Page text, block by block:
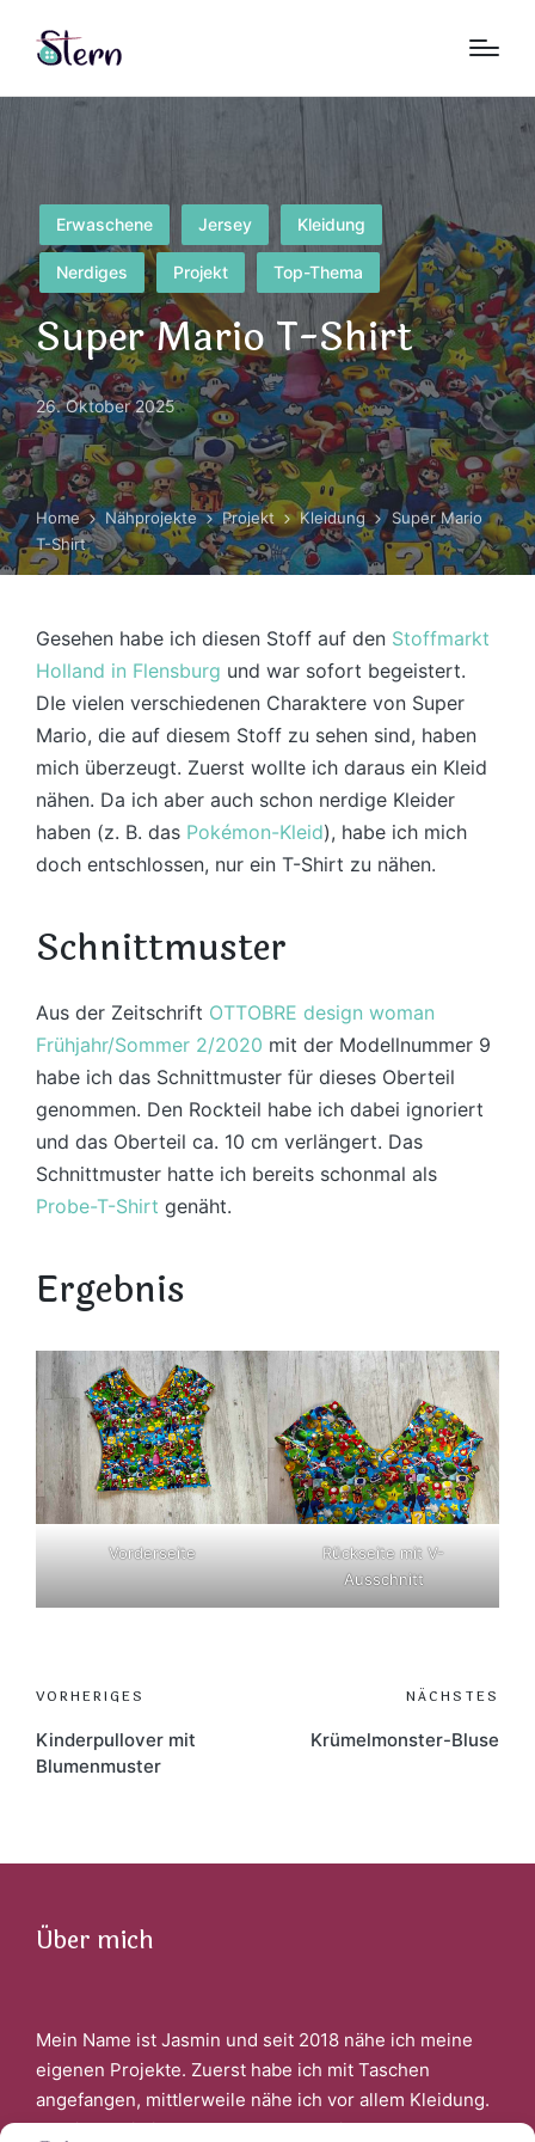
Posted
in
Erwaschene Jersey Kleidung
Nerdiges Projekt Top-Thema
Super Mario T-Shirt
26. Oktober 2025
Home Nähprojekte Projekt Kleidung
Super Mario
T-Shirt
Gesehen habe ich diesen Stoff auf den Stoffmarkt
Holland in Flensburg und war sofort begeistert.
DIe vielen verschiedenen Charaktere von Super
Mario, die auf diesem Stoff zu sehen sind, haben
mich überzeugt. Zuerst wollte ich daraus ein Kleid
nähen. Da ich aber auch schon nerdige Kleider
haben (z. B. das Pokémon-Kleid), habe ich mich
doch entschlossen, nur ein T-Shirt zu nähen.
Schnittmuster
Aus der Zeitschrift OTTOBRE design woman
Frühjahr/Sommer 2/2020 mit der Modellnummer 9
habe ich das Schnittmuster für dieses Oberteil
genommen. Den Rockteil habe ich dabei ignoriert
und das Oberteil ca. 10 cm verlängert. Das
Schnittmuster hatte ich bereits schonmal als
Probe-T-Shirt genäht.
Ergebnis
Vorderseite
Rückseite mit V-
Ausschnitt
Post
navigation
VORHERIGES
Kinderpullover mit
Blumenmuster
NÄCHSTES
Krümelmonster-Bluse
Über mich
Mein Name ist Jasmin und seit 2018 nähe ich meine
eigenen Projekte. Zuerst habe ich mit Taschen
angefangen, mittlerweile nähe ich vor allem Kleidung.
Faszinert bin ich auch davon, wenn ich aus alter